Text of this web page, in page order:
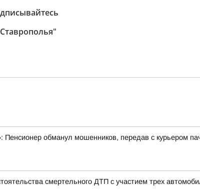
Пенсионер обманул мошенников, передав с курьером
смертельного ДТП с участием трех